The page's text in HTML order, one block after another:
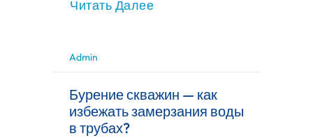
Читать Далее
Admin
Бурение скважин — как
избежать замерзания воды
в трубах?